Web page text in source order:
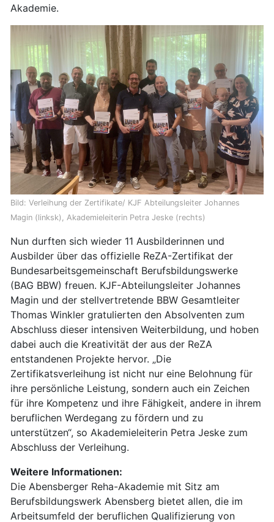
Akademie.
Bild: Verleihung der Zertifikate/ KJF Abteilungsleiter Johannes
Magin (linksk), Akademieleiterin Petra Jeske (rechts)
Nun durften sich wieder 11 Ausbilderinnen und
Ausbilder über das offizielle ReZA-Zertifikat der
Bundesarbeitsgemeinschaft Berufsbildungswerke
(BAG BBW) freuen. KJF-Abteilungsleiter Johannes
Magin und der stellvertretende BBW Gesamtleiter
Thomas Winkler gratulierten den Absolventen zum
Abschluss dieser intensiven Weiterbildung, und hoben
dabei auch die Kreativität der aus der ReZA
entstandenen Projekte hervor. „Die
Zertifikatsverleihung ist nicht nur eine Belohnung für
ihre persönliche Leistung, sondern auch ein Zeichen
für ihre Kompetenz und ihre Fähigkeit, andere in ihrem
beruflichen Werdegang zu fördern und zu
unterstützen“, so Akademieleiterin Petra Jeske zum
Abschluss der Verleihung.
Weitere Informationen:
Die Abensberger Reha-Akademie mit Sitz am
Berufsbildungswerk Abensberg bietet allen, die im
Arbeitsumfeld der beruflichen Qualifizierung von